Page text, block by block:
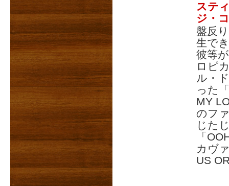
ステ
ジ・
盤反
生で
彼等
ロピ
ル・
った
MY
のフ
じた
「
カヴ
US